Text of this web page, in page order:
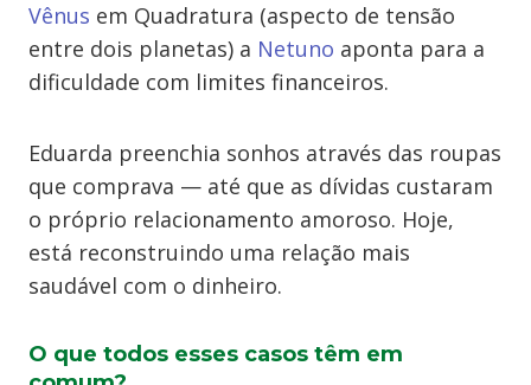
Vênus em Quadratura (aspecto de tensão
entre dois planetas) a Netuno aponta para a
dificuldade com limites financeiros.
Eduarda preenchia sonhos através das roupas
que comprava — até que as dívidas custaram
o próprio relacionamento amoroso. Hoje,
está reconstruindo uma relação mais
saudável com o dinheiro.
O que todos esses casos têm em